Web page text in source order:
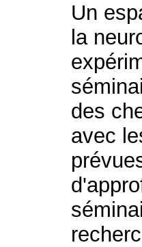
Un
la
des
avec